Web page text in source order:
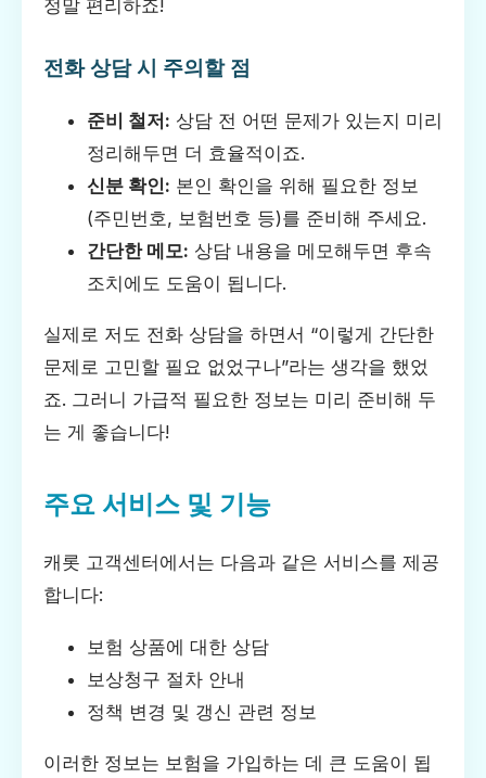
정말 편리하죠!
전화 상담 시 주의할 점
준비 철저: 상담 전 어떤 문제가 있는지 미리
정리해두면 더 효율적이죠.
신분 확인: 본인 확인을 위해 필요한 정보
(주민번호, 보험번호 등)를 준비해 주세요.
간단한 메모: 상담 내용을 메모해두면 후속
조치에도 도움이 됩니다.
실제로 저도 전화 상담을 하면서 “이렇게 간단한
문제로 고민할 필요 없었구나”라는 생각을 했었
죠. 그러니 가급적 필요한 정보는 미리 준비해 두
는 게 좋습니다!
주요 서비스 및 기능
캐롯 고객센터에서는 다음과 같은 서비스를 제공
합니다:
보험 상품에 대한 상담
보상청구 절차 안내
정책 변경 및 갱신 관련 정보
이러한 정보는 보험을 가입하는 데 큰 도움이 됩